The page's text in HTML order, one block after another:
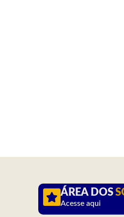
ÁREA DOS
Acesse aqui